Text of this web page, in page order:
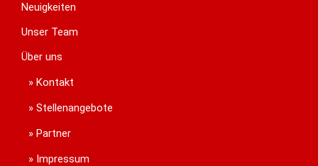
Neuigkeiten
Unser Team
Über uns
Kontakt
Stellenangebote
Partner
Impressum